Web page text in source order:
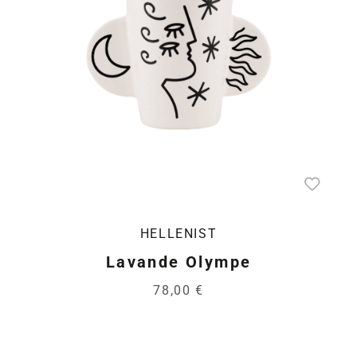
HELLENIST
Lavande Olympe
78,00 €